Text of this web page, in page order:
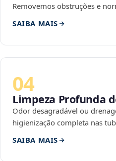
Removemos obstruções e
SAIBA MAIS
04
Limpeza Profunda
Odor desagradável ou
higienização completa nas
SAIBA MAIS